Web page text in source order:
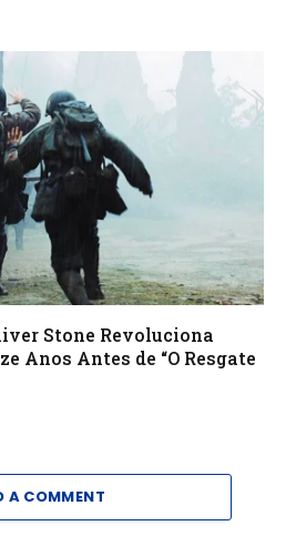
Stone Revoluciona
Anos Antes de “O Resgate
A COMMENT